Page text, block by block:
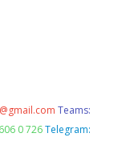
Teams:
0 726 Telegram: